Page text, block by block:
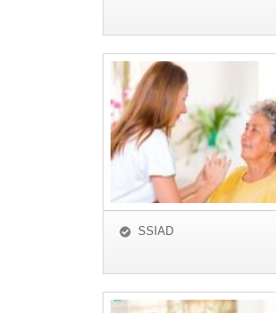
SSIAD